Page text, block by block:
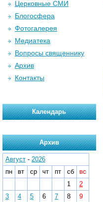
Церковные СМИ
Блогосфера
Фотогалерея
Медиатека
Вопросы священнику
Архив
Контакты
Календарь
Архив
Август - 2026
пн
вт ср чт пт сб
вс
1
2
3
4 5 6 7 8
9